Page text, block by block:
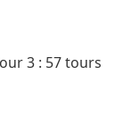
3 : 57 tours